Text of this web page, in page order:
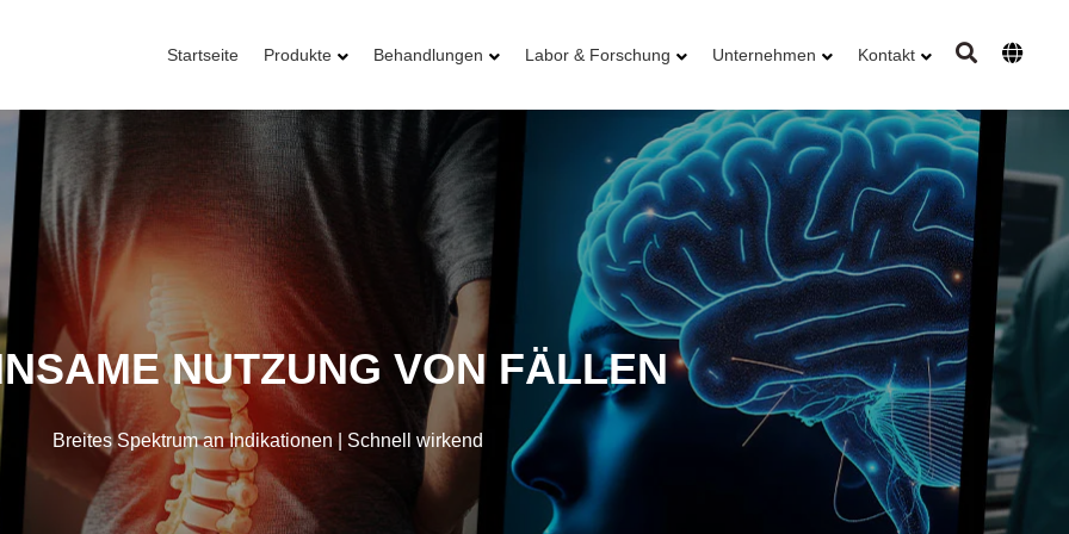
Startseite Produkte Behandlungen Labor & Forschung Unternehmen Kontakt
NUTZUNG VON FÄLLEN
Breites Spektrum an Indikationen | Schnell wirkend